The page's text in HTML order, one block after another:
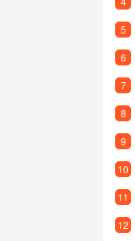
5
6
7
8
9
10
11
12